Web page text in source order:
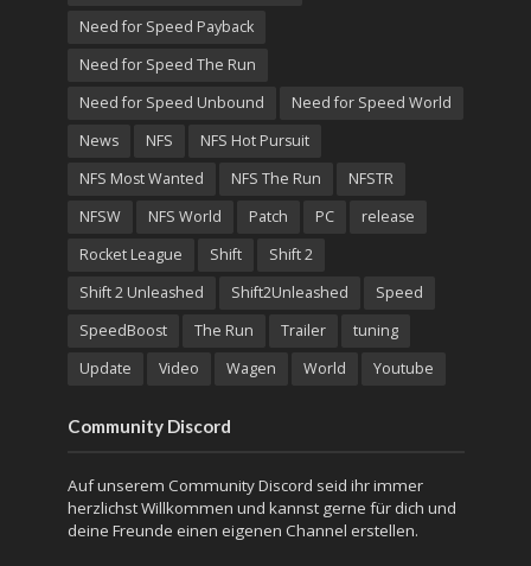
Need for Speed Payback
Need for Speed The Run
Need for Speed Unbound
Need for Speed World
News
NFS
NFS Hot Pursuit
NFS Most Wanted
NFS The Run
NFSTR
NFSW
NFS World Patch PC
release
Rocket League
Shift
Shift 2
Shift 2 Unleashed
Shift2Unleashed
Speed
SpeedBoost
The Run Trailer
tuning
Update
Video Wagen World Youtube
Community Discord
Auf unserem Community Discord seid ihr immer
herzlichst Willkommen und kannst gerne für dich und
deine Freunde einen eigenen Channel erstellen.